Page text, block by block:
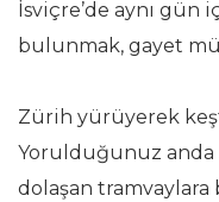
İsviçre’de aynı gün
bulunmak, gayet
Zürih yürüyerek
Yorulduğunuz anda
dolaşan tramvaylara